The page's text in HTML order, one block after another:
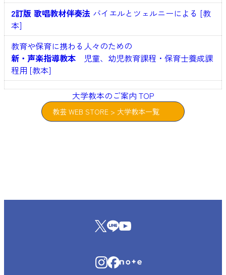
2訂版 歌唱教材伴奏法 バイエルとツェルニーによる [教
本]
教育や保育に携わる人々のための
新・声楽指導教本児童、幼児教育課程・保育士養成課
程用 [教本]
大学教本のご案内 TOP
教芸 WEB STORE > 大学教本一覧